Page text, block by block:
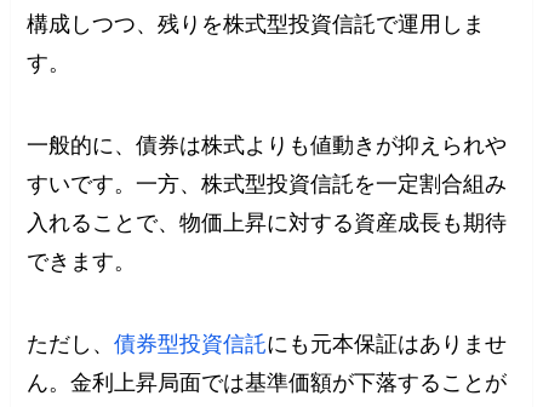
構成しつつ、残りを株式型投資信託で運用しま
す。
一般的に、債券は株式よりも値動きが抑えられや
すいです。一方、株式型投資信託を一定割合組み
入れることで、物価上昇に対する資産成長も期待
できます。
ただし、債券型投資信託にも元本保証はありませ
ん。金利上昇局面では基準価額が下落することが